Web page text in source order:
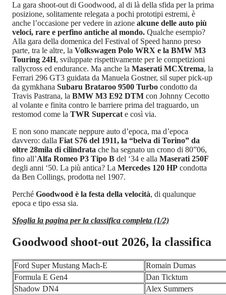
La gara shoot-out di Goodwood, al di là della sfida per la prima
posizione, solitamente relegata a pochi prototipi estremi, è
anche l’occasione per vedere in azione alcune delle auto più
veloci, rare e perfino antiche al mondo. Qualche esempio?
Alla gara della domenica del Festival of Speed hanno preso
parte, tra le altre, la Volkswagen Polo WRX e la BMW M3
Touring 24H, sviluppate rispettivamente per le competizioni
rallycross ed endurance. Ma anche la Maserati MCXtrema, la
Ferrari 296 GT3 guidata da Manuela Gostner, sil super pick-up
da gymkhana Subaru Brataroo 9500 Turbo condotto da
Travis Pastrana, la BMW M3 E92 DTM con Johnny Cecotto
al volante e finita contro le barriere prima del traguardo, un
restomod come la TWR Supercat e così via.
E non sono mancate neppure auto d’epoca, ma d’epoca
davvero: dalla Fiat S76 del 1911, la “belva di Torino” da
oltre 28mila di cilindrata che ha segnato un crono di 80”06,
fino all’Alfa Romeo P3 Tipo B del ‘34 e alla Maserati 250F
degli anni ‘50. La più antica? La Mercedes 120 HP condotta
da Ben Collings, prodotta nel 1907.
Perché Goodwood è la festa della velocità, di qualunque
epoca e tipo essa sia.
Sfoglia la pagina per la classifica completa (1/2)
Goodwood shoot-out 2026, la classifica
Ford Super Mustang Mach-E
Romain Dumas
Formula E Gen4
Dan Ticktum
Shadow DN4
Alex Summers